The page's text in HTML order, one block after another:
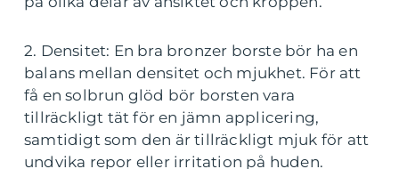
2. Densitet: En bra bronzer borste bör ha en
balans mellan densitet och mjukhet. För att
få en solbrun glöd bör borsten vara
tillräckligt tät för en jämn applicering,
samtidigt som den är tillräckligt mjuk för att
undvika repor eller irritation på huden.